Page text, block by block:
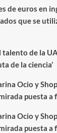
de euros en
que se
talento de la
de la ciencia’
Ocio y
puesta a
Ocio y
puesta a